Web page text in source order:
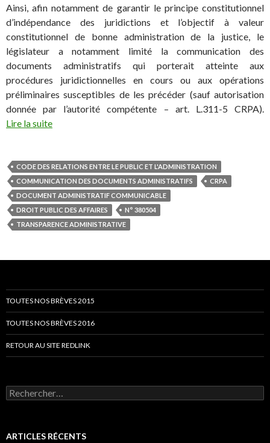
Ainsi, afin notamment de garantir le principe constitutionnel
d’indépendance des juridictions et l’objectif à valeur
constitutionnel de bonne administration de la justice, le
législateur a notamment limité la communication des
documents administratifs qui porterait atteinte aux
procédures juridictionnelles en cours ou aux opérations
préliminaires susceptibles de les précéder (sauf autorisation
donnée par l’autorité compétente – art. L.311-5 CRPA).
Lire la suite
CODE DES RELATIONS ENTRE LE PUBLIC ET L'ADMINISTRATION
COMMUNICATION DES DOCUMENTS ADMINISTRATIFS
CRPA
DOCUMENT ADMINISTRATIF COMMUNICABLE
DROIT PUBLIC DES AFFAIRES
N° 380504
TRANSPARENCE ADMINISTRATIVE
TOUTES NOS BRÈVES 2015
TOUTES NOS BRÈVES 2016
RETOUR AU SITE REDLINK
Rechercher :
ARTICLES RÉCENTS